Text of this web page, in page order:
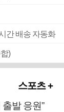
간 배송 자동화
)
스포츠 +
발 응원”